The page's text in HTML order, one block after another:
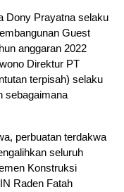
Dony Prayatna selaku
Guest
anggaran 2022
Direktur PT
terpisah) selaku
sebagaimana
perbuatan terdakwa
seluruh
Konstruksi
Raden Fatah